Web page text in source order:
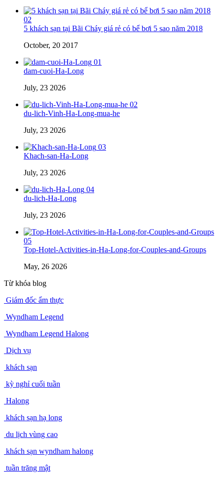
02
5 khách sạn tại Bãi Cháy giá rẻ có bể bơi 5 sao năm 2018
October, 20 2017
01
dam-cuoi-Ha-Long
July, 23 2026
02
du-lich-Vinh-Ha-Long-mua-he
July, 23 2026
03
Khach-san-Ha-Long
July, 23 2026
04
du-lich-Ha-Long
July, 23 2026
05
Top-Hotel-Activities-in-Ha-Long-for-Couples-and-Groups
May, 26 2026
Từ khóa blog
Giám đốc ẩm thực
Wyndham Legend
Wyndham Legend Halong
Dịch vụ
khách sạn
kỳ nghỉ cuối tuần
Halong
khách sạn hạ long
du lịch vùng cao
khách sạn wyndham halong
tuần trăng mật